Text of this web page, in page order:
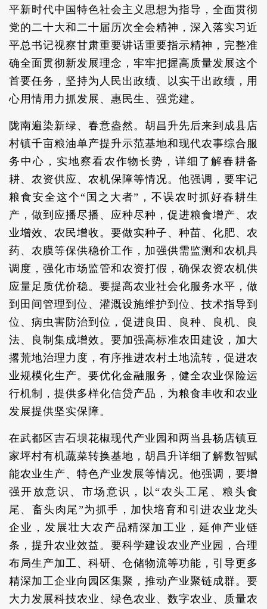
平新时代中国特色社会主义思想为指导，全面贯彻
党的二十大和二十届历次全会精神，深入落实习近
平总书记视察甘肃重要讲话重要指示精神，完整准
确全面贯彻新发展理念，牢牢把握高质量发展这个
首要任务，坚持为人民出政绩、以实干出政绩，用
心用情用力抓发展、惠民生、强党建。
陇南遍染新绿、春意盎然。胡昌升先后来到成县店
村镇千亩粮油单产提升示范基地和现代农事综合服
务中心，实地察看农作物长势，详细了解春耕备
耕、农资供应、农机保障等情况。他强调，要牢记
粮食安全这个“国之大者”，不误农时抓好春耕生
产，做到应播尽播、应种尽种，促进粮食增产、农
业增效、农民增收。要做实种子、种苗、化肥、农
药、农膜等保供稳价工作，加强供需监测和农机具
调度，强化市场监管和农资打假，确保农资农机供
应量足质优价稳。要提高农业社会化服务水平，做
到田间管理到位、灌溉设施维护到位、技术指导到
位、病虫害防治到位，促进良田、良种、良机、良
法、良制集成增效。要加强高标准农田建设，加大
撂荒地治理力度，有序推进农村土地流转，促进农
业规模化生产。要优化金融服务，健全农业保险运
行机制，提供多样化信贷产品，为粮食丰收和农业
发展提供坚实保障。
在武都区吉石坝花椒现代产业园和两当县杨店镇豆
家坪村有机蔬菜转换基地，胡昌升详细了解数智赋
能农业生产、特色产业发展等情况。他强调，要增
强开放意识、市场意识，以“农头工尾、粮头食
尾、畜头肉尾”为抓手，加快培育和引进农业龙头
企业，发展壮大农产品精深加工业，延伸产业链
条，提升农业效益。要科学建设农业产业园，合理
布局生产加工、科研、仓储物流等功能，引导更多
精深加工企业向园区集聚，推动产业聚链成群。要
大力发展科技农业、绿色农业、数字农业、质量农